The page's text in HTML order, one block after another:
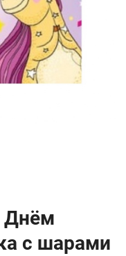
Днём
с шарами